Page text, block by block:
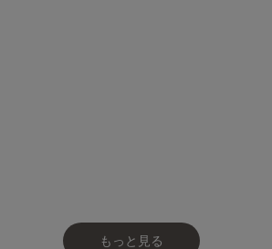
もっと見る